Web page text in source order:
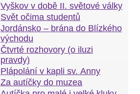
Vyškov v době II. světové války
Svět očima studentů
Jordánsko – brána do Blízkého
východu
Čtvrté rozhovory (o iluzi
pravdy)
Plápolání v kapli sv. Anny
Za autíčky do muzea